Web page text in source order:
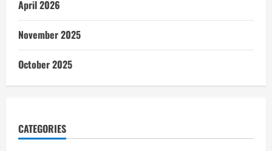
April 2026
November 2025
October 2025
CATEGORIES